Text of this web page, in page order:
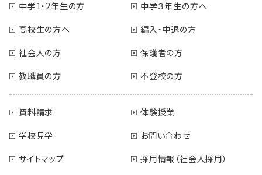
中学1・2年生の方
中学３年生の方へ
高校生の方へ
編入・中退の方
社会人の方
保護者の方
教職員の方
不登校の方
資料請求
体験授業
学校見学
お問い合わせ
サイトマップ
採用情報（社会人採用）